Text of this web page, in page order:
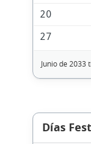
20
27
Junio de 2033
Días